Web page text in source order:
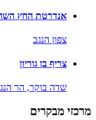
אנדרטת החץ
צפון הנגב
צריף בן גוריון
שדה בוקר, הר
מרכזי מבקרים